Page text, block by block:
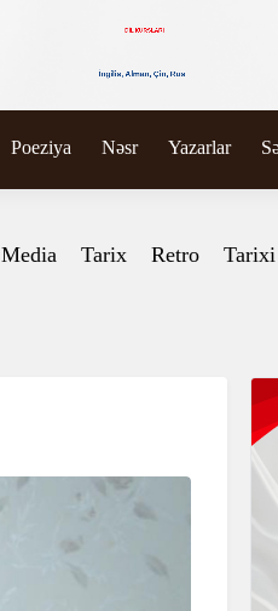
Poeziya Nəsr Yazarlar
Media Tarix Retro